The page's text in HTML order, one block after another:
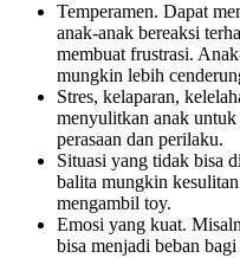
Temperamen. Dapat
anak-anak bereaksi
membuat frustrasi.
mungkin lebih
Stres, kelaparan,
menyulitkan anak
perasaan dan perilaku.
Situasi yang tidak bisa
balita mungkin
mengambil toy.
Emosi yang kuat.
bisa menjadi beban